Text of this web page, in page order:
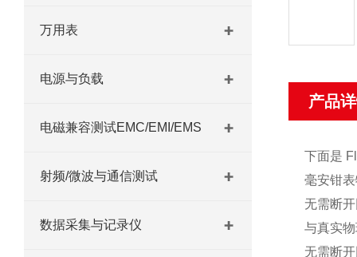
万用表
电源与负载
电磁兼容测试EMC/EMI/EMS
射频/微波与通信测试
数据采集与记录仪
产品
下面是
毫安钳
无需断
与真实
无需断